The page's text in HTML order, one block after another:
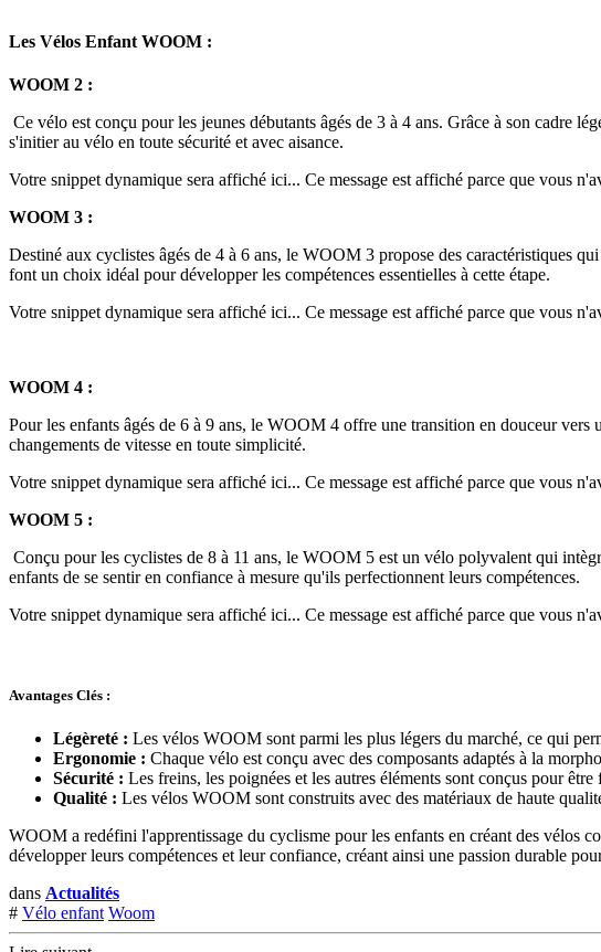
Les Vélos Enfant WOOM :
WOOM 2 :
Ce vélo est conçu pour les jeunes débutants âgés de 3 à 4 ans. Grâce à son cadre
s'initier au vélo en toute sécurité et avec aisance.
Votre snippet dynamique sera affiché ici... Ce message est affiché parce que vous
WOOM 3 :
Destiné aux cyclistes âgés de 4 à 6 ans, le WOOM 3 propose des caractéristiques
font un choix idéal pour développer les compétences essentielles à cette étape.
Votre snippet dynamique sera affiché ici... Ce message est affiché parce que vous
WOOM 4 :
Pour les enfants âgés de 6 à 9 ans, le WOOM 4 offre une transition en douceur
changements de vitesse en toute simplicité.
Votre snippet dynamique sera affiché ici... Ce message est affiché parce que vous
WOOM 5 :
Conçu pour les cyclistes de 8 à 11 ans, le WOOM 5 est un vélo polyvalent qui
enfants de se sentir en confiance à mesure qu'ils perfectionnent leurs compétences.
Votre snippet dynamique sera affiché ici... Ce message est affiché parce que vous
Avantages Clés :
Légèreté : Les vélos WOOM sont parmi les plus légers du marché, ce qui
Ergonomie : Chaque vélo est conçu avec des composants adaptés à la
Sécurité : Les freins, les poignées et les autres éléments sont conçus pour
Qualité : Les vélos WOOM sont construits avec des matériaux de haute
WOOM a redéfini l'apprentissage du cyclisme pour les enfants en créant des vélos
développer leurs compétences et leur confiance, créant ainsi une passion durable
dans Actualités
# Vélo enfant Woom